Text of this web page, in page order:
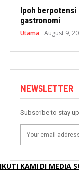
Ipoh berpotensi
gastronomi
Utama August 9,
NEWSLETTER
Subscribe to stay
IKUTI KAMI DI MEDIA